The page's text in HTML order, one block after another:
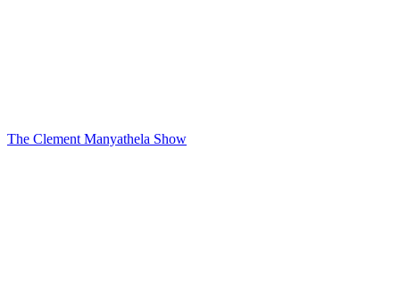
The Clement Manyathela Show